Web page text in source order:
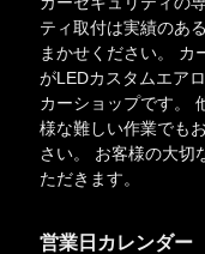
ティ取付は実績のあ
まかせください。 カ
がLEDカスタムエア
カーショップです。
様な難しい作業でも
さい。 お客様の大切
ただきます。
営業日カレンダー